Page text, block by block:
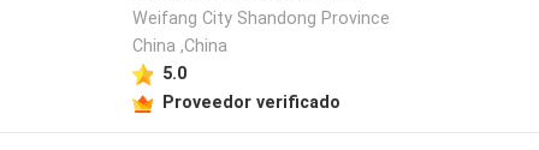
Weifang City Shandong Province
China ,China
5.0
Proveedor verificado